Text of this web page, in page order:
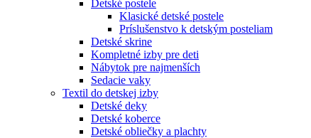
Detské postele
Klasické detské postele
Príslušenstvo k detským posteliam
Detské skrine
Kompletné izby pre deti
Nábytok pre najmenších
Sedacie vaky
Textil do detskej izby
Detské deky
Detské koberce
Detské obliečky a plachty